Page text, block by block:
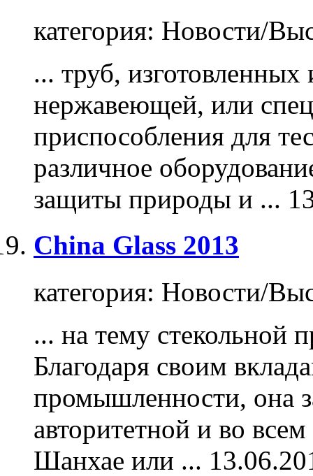
категория: Новости/
... труб, изготовленных
нержавеющей, или
приспособления для
различное
защиты природы и ...
China Glass 2013
категория: Новости/
... на тему стекольной
Благодаря своим
промышленности, она
авторитетной и во
Шанхае или ...